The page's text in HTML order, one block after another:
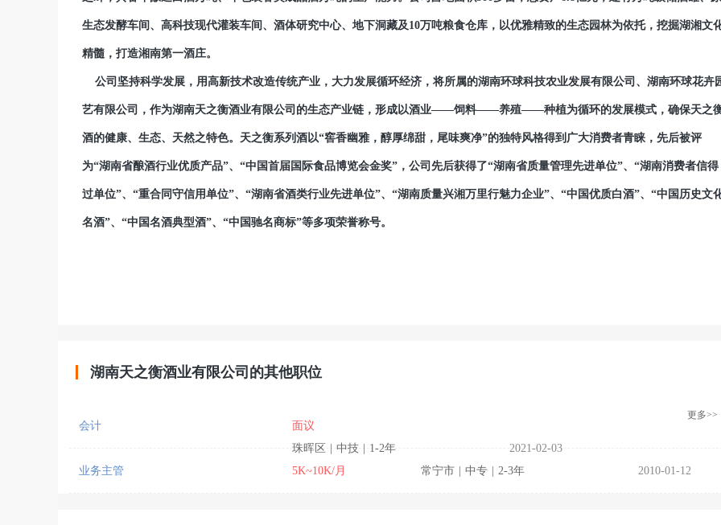
生态发酵车间、高科技现代灌装车间、酒体研究中心、地下洞藏及10万吨粮食仓库，以优雅精致的生态园林为依托，挖掘湖湘文
精髓，打造湘南第一酒庄。
公司坚持科学发展，用高新技术改造传统产业，大力发展循环经济，将所属的湖南环球科技农业发展有限公司、湖南环球花卉
艺有限公司，作为湖南天之衡酒业有限公司的生态产业链，形成以酒业——饲料——养殖——种植为循环的发展模式，确保天之
酒的健康、生态、天然之特色。天之衡系列酒以“窖香幽雅，醇厚绵甜，尾味爽净”的独特风格得到广大消费者青睐，先后被评
为“湖南省酿酒行业优质产品”、“中国首届国际食品博览会金奖”，公司先后获得了“湖南省质量管理先进单位”、“湖南消费者信得
过单位”、“重合同守信用单位”、“湖南省酒类行业先进单位”、“湖南质量兴湘万里行魅力企业”、“中国优质白酒”、“中国历史文
名酒”、“中国名酒典型酒”、“中国驰名商标”等多项荣誉称号。
湖南天之衡酒业有限公司的其他职位
更多>>
会计
面议
珠晖区
中技 1-2年
2021-02-03
业务主管
5K~10K/月 常宁市 中专 2-3年 2010-01-12